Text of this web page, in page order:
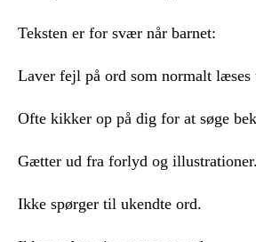
Teksten er for svær når barnet:
Laver fejl på ord som normalt læses
Ofte kikker op på dig for at søge
Gætter ud fra forlyd og illustrationer.
Ikke spørger til ukendte ord.